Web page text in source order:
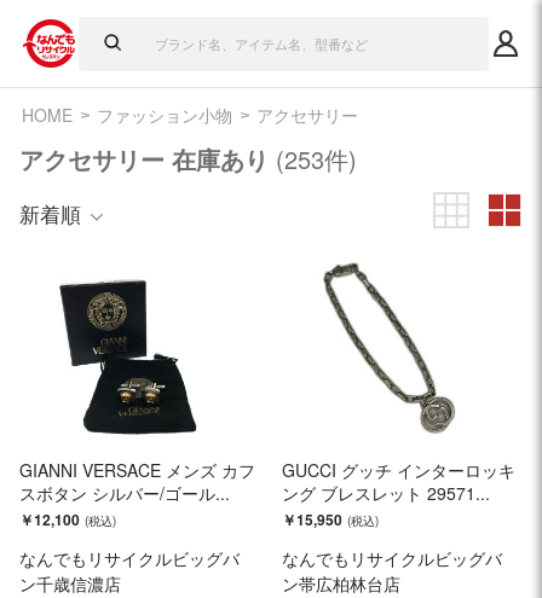
HOME ファッション小物 アクセサリー
アクセサリー 在庫あり (253件)
新着順
GIANNI VERSACE メンズ カフ
スボタン シルバー/ゴール...
￥12,100
なんでもリサイクルビッグバ
ン千歳信濃店
GUCCI グッチ インターロッキ
ング ブレスレット 29571...
￥15,950
なんでもリサイクルビッグバ
ン帯広柏林台店